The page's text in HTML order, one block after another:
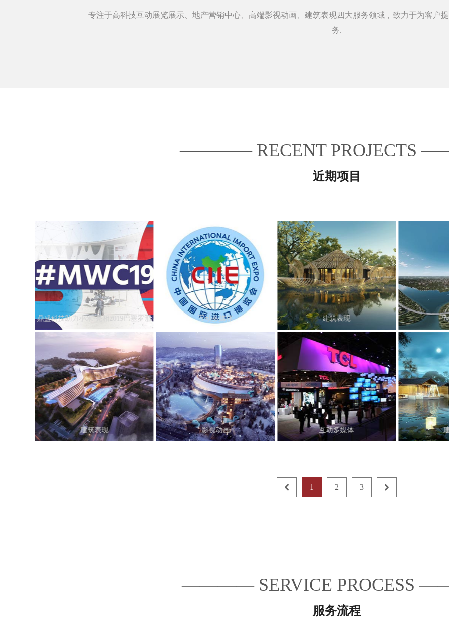
专注于高科技互动展览展示、地产营销中心、高端影视动画、建筑表现四大服务领域，致力于为客户
务.
———— RECENT PROJECTS
近期项目
鼎盛科技助力小米·亮相2019巴塞罗那 互动多媒体 建筑表现 互
建筑表现 影视动画 互动多媒体
1 2 3
———— SERVICE PROCESS
服务流程